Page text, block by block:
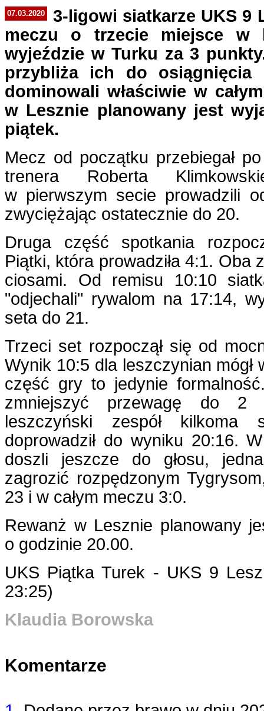
07.03.2020
3-ligowi siatkarze UKS 9
meczu o trzecie miejsce w
wyjeździe w Turku za 3
przybliża ich do osiągnięcia
dominowali właściwie w
w Lesznie planowany jest
piątek.
Mecz od początku przebiegał
trenera Roberta
w pierwszym secie prowadzili
zwyciężając ostatecznie do 20.
Druga część spotkania
Piątki, która prowadziła 4:1. Oba
ciosami. Od remisu 10:10
"odjechali" rywalom na 17:14,
seta do 21.
Trzeci set rozpoczął się od
Wynik 10:5 dla leszczynian
część gry to jedynie
zmniejszyć przewagę do 2
leszczyński zespół kilkoma
doprowadził do wyniku 20:16.
doszli jeszcze do głosu,
zagrozić rozpędzonym
23 i w całym meczu 3:0.
Rewanż w Lesznie planowany
o godzinie 20.00.
UKS Piątka Turek - UKS 9
23:25)
Klaudia Borowska
Komentarze